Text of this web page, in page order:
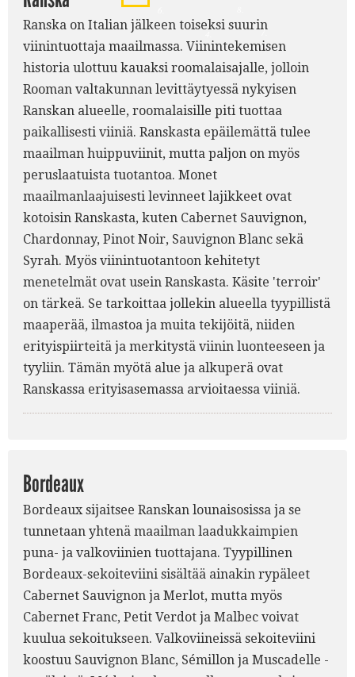
7.
Ranska on Italian jälkeen toiseksi suurin
viinintuottaja maailmassa. Viinintekemisen
historia ulottuu kauaksi roomalaisajalle, jolloin
Rooman valtakunnan levittäytyessä nykyisen
Ranskan alueelle, roomalaisille piti tuottaa
paikallisesti viiniä. Ranskasta epäilemättä tulee
maailman huippuviinit, mutta paljon on myös
peruslaatuista tuotantoa. Monet
maailmanlaajuisesti levinneet lajikkeet ovat
kotoisin Ranskasta, kuten Cabernet Sauvignon,
Chardonnay, Pinot Noir, Sauvignon Blanc sekä
Syrah. Myös viinintuotantoon kehitetyt
menetelmät ovat usein Ranskasta. Käsite 'terroir'
on tärkeä. Se tarkoittaa jollekin alueella tyypillistä
maaperää, ilmastoa ja muita tekijöitä, niiden
erityispiirteitä ja merkitystä viinin luonteeseen ja
tyyliin. Tämän myötä alue ja alkuperä ovat
Ranskassa erityisasemassa arvioitaessa viiniä.
Bordeaux
Bordeaux sijaitsee Ranskan lounaisosissa ja se
tunnetaan yhtenä maailman laadukkaimpien
puna- ja valkoviinien tuottajana. Tyypillinen
Bordeaux-sekoiteviini sisältää ainakin rypäleet
Cabernet Sauvignon ja Merlot, mutta myös
Cabernet Franc, Petit Verdot ja Malbec voivat
kuulua sekoitukseen. Valkoviineissä sekoiteviini
koostuu Sauvignon Blanc, Sémillon ja Muscadelle -